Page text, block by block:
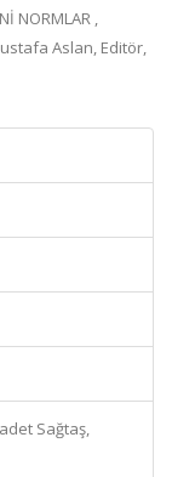
NORMLAR ,
Aslan, Editör,
Sağtaş,